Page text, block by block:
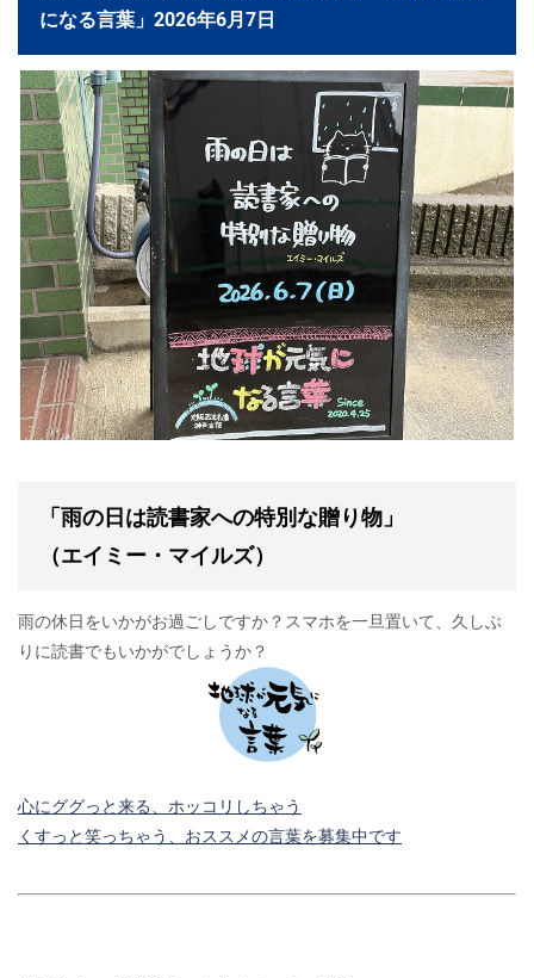
になる言葉」2026年6月7日
「雨の日は読書家への特別な贈り物」
（エイミー・マイルズ）
雨の休日をいかがお過ごしですか？スマホを一旦置いて、久しぶ
りに読書でもいかがでしょうか？
心にググっと来る、ホッコリしちゃう
くすっと笑っちゃう、おススメの言葉を募集中です